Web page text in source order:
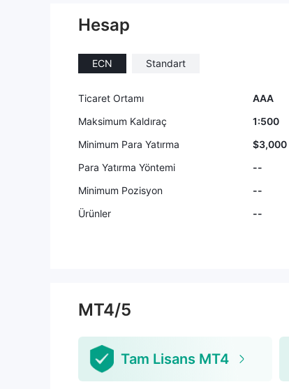
Hesap
ECN Standart
Ticaret Ortamı AAA
Maksimum Kaldıraç
1:500
Minimum Para Yatırma
$3,000
Para Yatırma Yöntemi
--
Minimum Pozisyon
--
Ürünler
--
MT4/5
Tam Lisans MT4